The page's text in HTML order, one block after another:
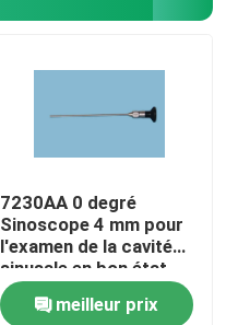
7230AA 0 degré
Sinoscope 4 mm pour
l'examen de la cavité
sinusale en bon état
meilleur prix